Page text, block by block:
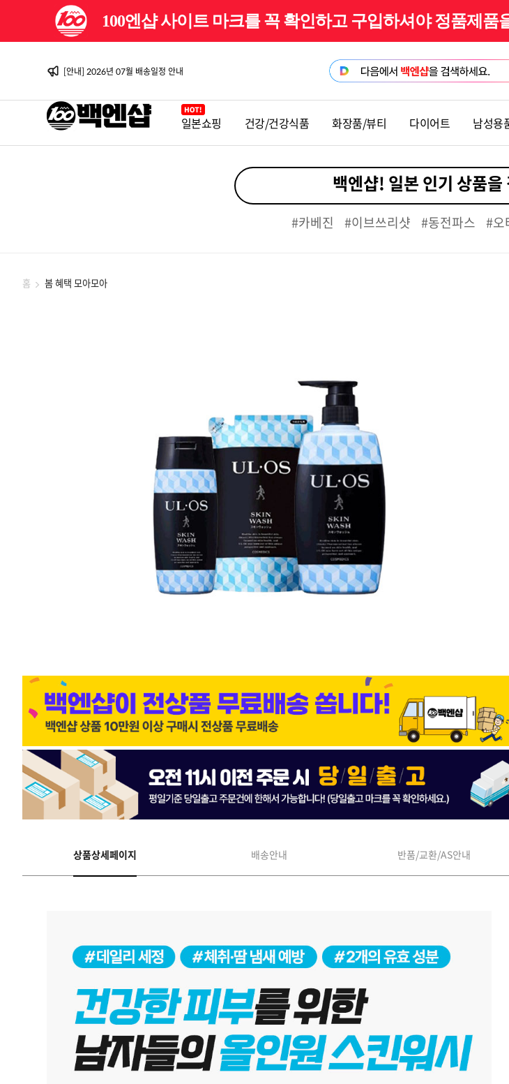
100엔샵 사이트 마크를 꼭 확인하고 구입하셔야 정품제품
[이벤트] 백엔샵 10주년 감사제
[안내] 2026년 08월 배송일정 안내
[안내] 2026년 06월 배송일정 안내
[안내] 2026년 08월 배송일정 안내
[이벤트] 백엔샵 10주년 감사제 2탄
[안내] 2026년 07월 배송일정 안내
[안내] 2026년 06월 배송일정 안내
일본쇼핑 건강/건강식품 화장품/뷰티 다이어트 남성용
#카베진 #이브쓰리샷 #동전파스 #오
홈 봄 혜택 모아모아
상품상세페이지 배송안내 반품/교환/AS안내